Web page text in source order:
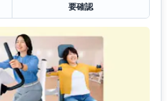
要確認